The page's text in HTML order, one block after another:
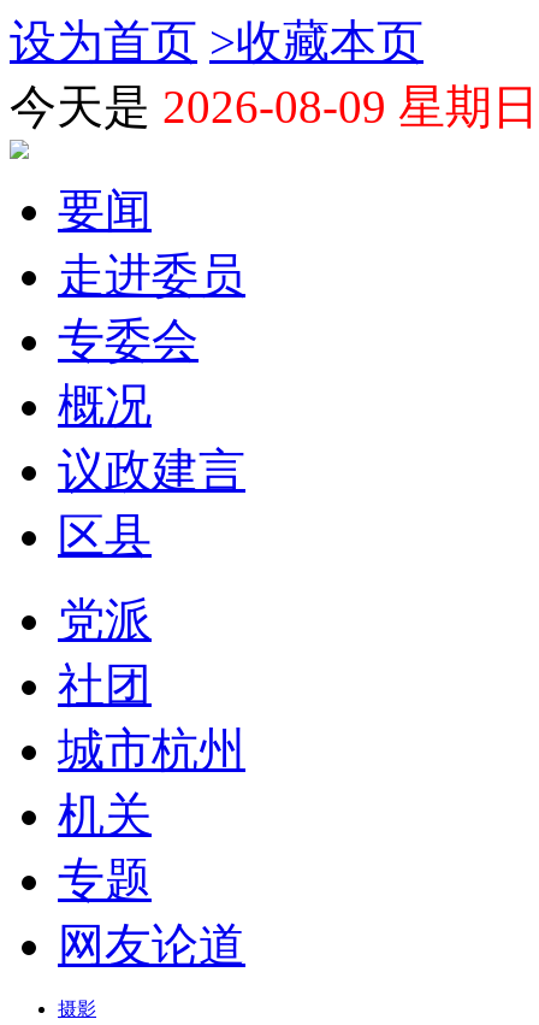
设为首页 >收藏本页
今天是 2026-08-09 星期日
要闻
走进委员
专委会
概况
议政建言
区县
党派
社团
城市杭州
机关
专题
网友论道
摄影